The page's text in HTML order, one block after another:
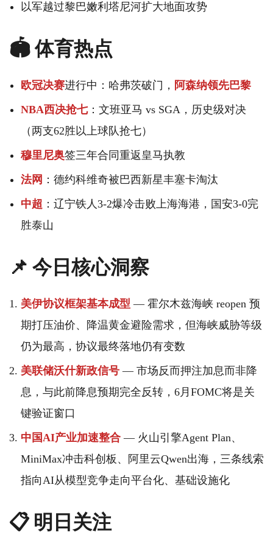
以军越过黎巴嫩利塔尼河扩大地面攻势
🏟️ 体育热点
欧冠决赛进行中：哈弗茨破门， 阿森纳领先巴黎
NBA西决抢七：文班亚马 vs SGA，历史级对决
（两支62胜以上球队抢七）
穆里尼奥签三年合同重返皇马执教
法网 ：德约科维奇被巴西新星丰塞卡淘汰
中超 ：辽宁铁人3-2爆冷击败上海海港，国安3-0完
胜泰山
📌 今日核心洞察
美伊协议框架基本成型 — 霍尔木兹海峡 reopen 预
期打压油价、降温黄金避险需求，但海峡威胁等级
仍为最高，协议最终落地仍有变数
美联储沃什新政信号 — 市场反而押注加息而非降
息，与此前降息预期完全反转，6月FOMC将是关
键验证窗口
中国AI产业加速整合 — 火山引擎Agent Plan、
MiniMax冲击科创板、阿里云Qwen出海，三条线索
指向AI从模型竞争走向平台化、基础设施化
📋 明日关注